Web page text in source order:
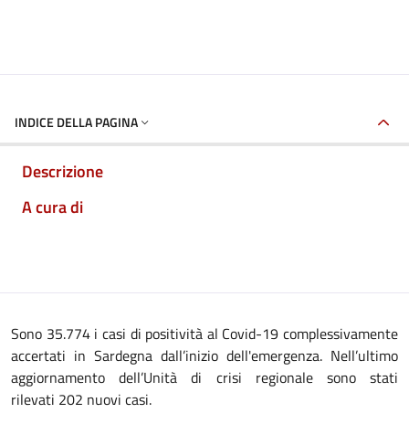
INDICE DELLA PAGINA
Descrizione
A cura di
Sono 35.774 i casi di positività al Covid-19 complessivamente
accertati in Sardegna dall’inizio dell'emergenza. Nell’ultimo
aggiornamento dell’Unità di crisi regionale sono stati
rilevati 202 nuovi casi.